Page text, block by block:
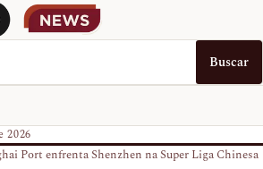
Buscar
2026
Port enfrenta Shenzhen na Super Liga Chinesa